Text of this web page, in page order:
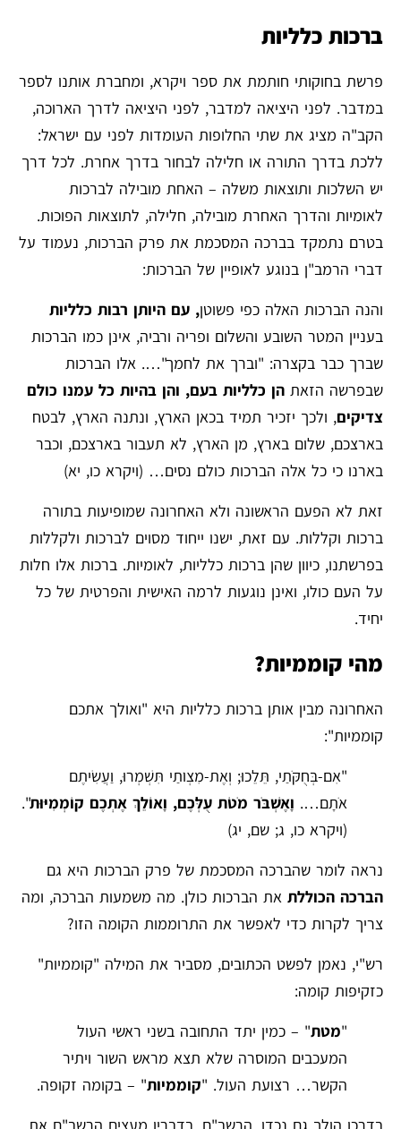
ברכות כלליות
פרשת בחוקותי חותמת את ספר ויקרא, ומחברת אותנו לספר
במדבר. לפני היציאה למדבר, לפני היציאה לדרך הארוכה,
הקב"ה מציג את שתי החלופות העומדות לפני עם ישראל:
ללכת בדרך התורה או חלילה לבחור בדרך אחרת. לכל דרך
יש השלכות ותוצאות משלה – האחת מובילה לברכות
לאומיות והדרך האחרת מובילה, חלילה, לתוצאות הפוכות.
בטרם נתמקד בברכה המסכמת את פרק הברכות, נעמוד על
דברי הרמב"ן בנוגע לאופיין של הברכות:
והנה הברכות האלה כפי פשוטן, עם היותן רבות כלליות
בעניין המטר השובע והשלום ופריה ורביה, אינן כמו הברכות
שברך כבר בקצרה: "וברך את לחמך"…. אלו הברכות
שבפרשה הזאת הן כלליות בעם, והן בהיות כל עמנו כולם
צדיקים, ולכך יזכיר תמיד בכאן הארץ, ונתנה הארץ, לבטח
בארצכם, שלום בארץ, מן הארץ, לא תעבור בארצכם, וכבר
בארנו כי כל אלה הברכות כולם נסים… (ויקרא כו, יא)
זאת לא הפעם הראשונה ולא האחרונה שמופיעות בתורה
ברכות וקללות. עם זאת, ישנו ייחוד מסוים לברכות ולקללות
בפרשתנו, כיוון שהן ברכות כלליות, לאומיות. ברכות אלו חלות
על העם כולו, ואינן נוגעות לרמה האישית והפרטית של כל
יחיד.
מהי קוממיות?
האחרונה מבין אותן ברכות כלליות היא "ואולך אתכם
קוממיות":
"אִם-בְּחֻקֹּתַי, תֵּלֵכוּ; וְאֶת-מִצְו‍ֹתַי תִּשְׁמְרוּ, וַעֲשִׂיתֶם
אֹתָם…. וָאֶשְׁבֹּר מֹטֹת עֻלְּכֶם, וָאוֹלֵךְ אֶתְכֶם קוֹמְמִיּוּת".
(ויקרא כו, ג; שם, יג)
נראה לומר שהברכה המסכמת של פרק הברכות היא גם
הברכה הכוללת את הברכות כולן. מה משמעות הברכה, ומה
צריך לקרות כדי לאפשר את התרוממות הקומה הזו?
רש"י, נאמן לפשט הכתובים, מסביר את המילה "קוממיות"
כזקיפות קומה:
"מטת" – כמין יתד התחובה בשני ראשי העול
המעכבים המוסרה שלא תצא מראש השור ויתיר
הקשר… רצועת העול. "קוממיות" – בקומה זקופה.